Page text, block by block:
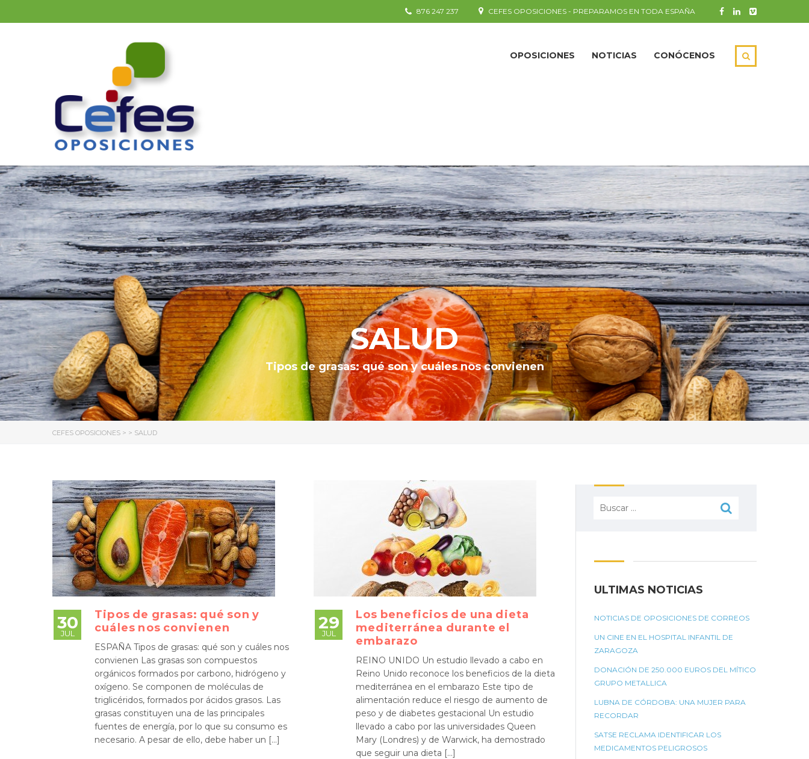
CEFES OPOSICIONES - PREPARAMOS EN TODA ESPAÑA
876 247 237
OPOSICIONES NOTICIAS CONÓCENOS
SALUD
Tipos de grasas: qué son y cuáles nos convienen
CEFES OPOSICIONES > > SALUD
30
JUL
Tipos de grasas: qué son y
cuáles nos convienen
ESPAÑA Tipos de grasas: qué son y cuáles nos
convienen Las grasas son compuestos
orgánicos formados por carbono, hidrógeno y
oxígeno. Se componen de moléculas de
triglicéridos, formados por ácidos grasos. Las
grasas constituyen una de las principales
fuentes de energía, por lo que su consumo es
necesario. A pesar de ello, debe haber un […]
29
JUL
Los beneficios de una dieta
mediterránea durante el
embarazo
REINO UNIDO Un estudio llevado a cabo en
Reino Unido reconoce los beneficios de la dieta
mediterránea en el embarazo Este tipo de
alimentación reduce el riesgo de aumento de
peso y de diabetes gestacional Un estudio
llevado a cabo por las universidades Queen
Mary (Londres) y de Warwick, ha demostrado
que seguir una dieta […]
Buscar:
ULTIMAS NOTICIAS
NOTICIAS DE OPOSICIONES DE CORREOS
UN CINE EN EL HOSPITAL INFANTIL DE
ZARAGOZA
DONACIÓN DE 250.000 EUROS DEL MÍTICO
GRUPO METALLICA
LUBNA DE CÓRDOBA: UNA MUJER PARA
RECORDAR
SATSE RECLAMA IDENTIFICAR LOS
MEDICAMENTOS PELIGROSOS